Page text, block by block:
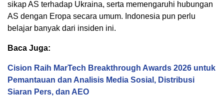
sikap AS terhadap Ukraina, serta memengaruhi hubungan
AS dengan Eropa secara umum. Indonesia pun perlu
belajar banyak dari insiden ini.
Baca Juga:
Cision Raih MarTech Breakthrough Awards 2026 untuk
Pemantauan dan Analisis Media Sosial, Distribusi
Siaran Pers, dan AEO